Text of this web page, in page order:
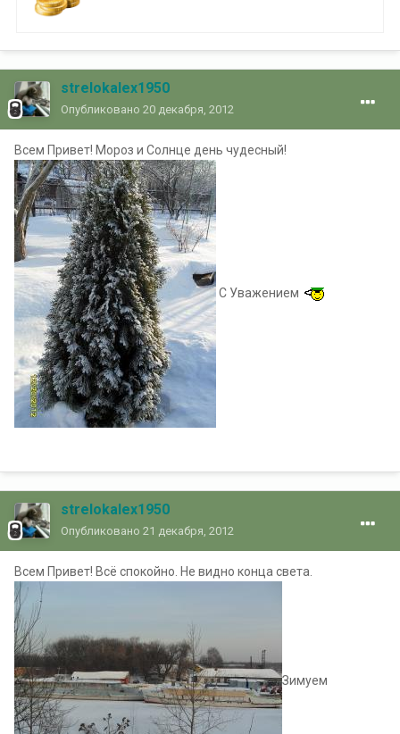
strelokalex1950
Опубликовано 20 декабря, 2012
Всем Привет! Мороз и Солнце день чудесный!
С Уважением
strelokalex1950
Опубликовано 21 декабря, 2012
Всем Привет! Всё спокойно. Не видно конца света.
Зимуем